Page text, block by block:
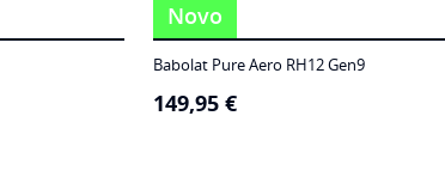
Novo
Babolat Pure Aero RH12 Gen9
149,95 €